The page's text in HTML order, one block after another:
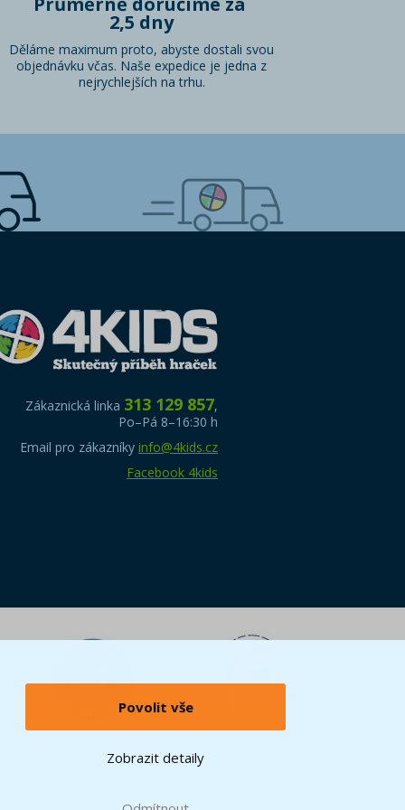
Povolit vše
Zobrazit detaily
2,5 dny
Děláme maximum proto, abyste dostali svou
objednávku včas. Naše expedice je jedna z
nejrychlejších na trhu.
Zákaznická linka 313 129 857,
Po–Pá 8–16:30 h
Email pro zákazníky info@4kids.cz
Facebook 4kids